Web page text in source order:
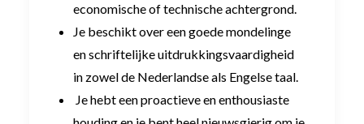
economische of technische achtergrond.
Je beschikt over een goede mondelinge
en schriftelijke uitdrukkingsvaardigheid
in zowel de Nederlandse als Engelse taal.
Je hebt een proactieve en enthousiaste